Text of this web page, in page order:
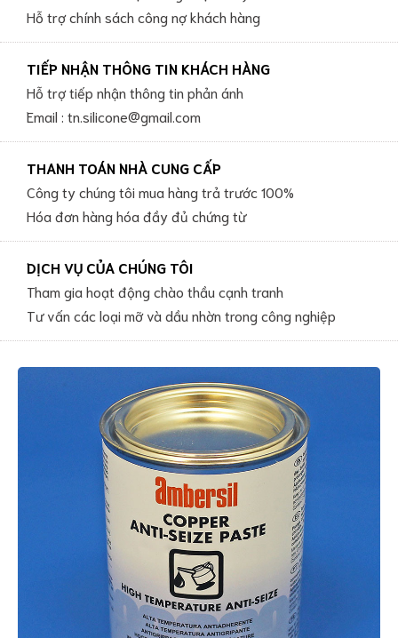
Hỗ trợ chính sách công nợ khách hàng
TIẾP NHẬN THÔNG TIN KHÁCH HÀNG
Hỗ trợ tiếp nhận thông tin phản ánh
Email : tn.silicone@gmail.com
THANH TOÁN NHÀ CUNG CẤP
Công ty chúng tôi mua hàng trả trước 100%
Hóa đơn hàng hóa đầy đủ chứng từ
DỊCH VỤ CỦA CHÚNG TÔI
Tham gia hoạt động chào thầu cạnh tranh
Tư vấn các loại mỡ và dầu nhờn trong công nghiệp